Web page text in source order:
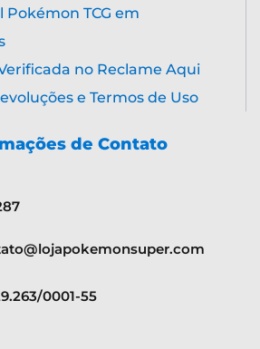
Pokémon TCG em
no Reclame Aqui
e Termos de Uso
de Contato
0001-55